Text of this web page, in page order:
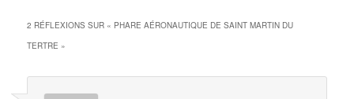
2 RÉFLEXIONS SUR « PHARE AÉRONAUTIQUE DE SAINT MARTIN DU
TERTRE »